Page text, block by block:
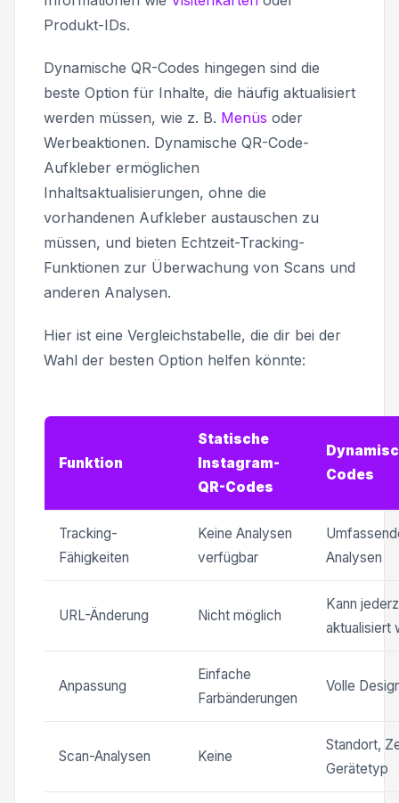
Produkt-IDs.
Dynamische QR-Codes hingegen sind die
beste Option für Inhalte, die häufig aktualisiert
werden müssen, wie z. B. Menüs oder
Werbeaktionen. Dynamische QR-Code-
Aufkleber ermöglichen
Inhaltsaktualisierungen, ohne die
vorhandenen Aufkleber austauschen zu
müssen, und bieten Echtzeit-Tracking-
Funktionen zur Überwachung von Scans und
anderen Analysen.
Hier ist eine Vergleichstabelle, die dir bei der
Wahl der besten Option helfen könnte:
Funktion
Statische
Instagram-
QR-Codes
Codes
Tracking-
Fähigkeiten
Keine Analysen
verfügbar
Analysen
URL-Änderung Nicht möglich
Kann
aktualisiert
Anpassung
Einfache
Farbänderungen
Volle
Scan-Analysen Keine
Standort,
Gerätetyp